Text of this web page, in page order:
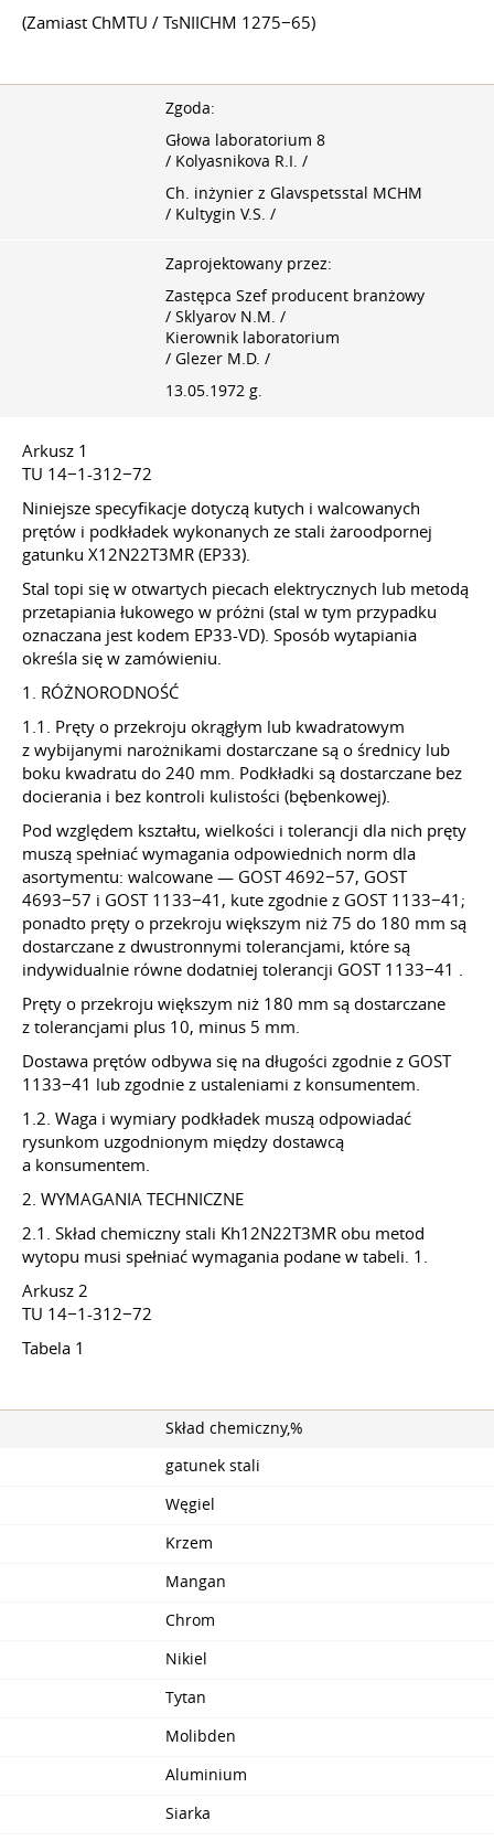
(Zamiast ChMTU / TsNIICHM 1275−65)
Zgoda:
Głowa laboratorium 8
/ Kolyasnikova R.I. /
Ch. inżynier z Glavspetsstal MCHM
/ Kultygin V.S. /
Zaprojektowany przez:
Zastępca Szef producent branżowy
/ Sklyarov N.M. /
Kierownik laboratorium
/ Glezer M.D. /
13.05.1972 g.
Arkusz 1
TU 14−1-312−72
Niniejsze specyfikacje dotyczą kutych i walcowanych
prętów i podkładek wykonanych ze stali żaroodpornej
gatunku X12N22T3MR (EP33).
Stal topi się w otwartych piecach elektrycznych lub metodą
przetapiania łukowego w próżni (stal w tym przypadku
oznaczana jest kodem EP33-VD). Sposób wytapiania
określa się w zamówieniu.
1. RÓŻNORODNOŚĆ
1.1. Pręty o przekroju okrągłym lub kwadratowym
z wybijanymi narożnikami dostarczane są o średnicy lub
boku kwadratu do 240 mm. Podkładki są dostarczane bez
docierania i bez kontroli kulistości (bębenkowej).
Pod względem kształtu, wielkości i tolerancji dla nich pręty
muszą spełniać wymagania odpowiednich norm dla
asortymentu: walcowane — GOST 4692−57, GOST
4693−57 i GOST 1133−41, kute zgodnie z GOST 1133−41;
ponadto pręty o przekroju większym niż 75 do 180 mm są
dostarczane z dwustronnymi tolerancjami, które są
indywidualnie równe dodatniej tolerancji GOST 1133−41 .
Pręty o przekroju większym niż 180 mm są dostarczane
z tolerancjami plus 10, minus 5 mm.
Dostawa prętów odbywa się na długości zgodnie z GOST
1133−41 lub zgodnie z ustaleniami z konsumentem.
1.2. Waga i wymiary podkładek muszą odpowiadać
rysunkom uzgodnionym między dostawcą
a konsumentem.
2. WYMAGANIA TECHNICZNE
2.1. Skład chemiczny stali Kh12N22T3MR obu metod
wytopu musi spełniać wymagania podane w tabeli. 1.
Arkusz 2
TU 14−1-312−72
Tabela 1
Skład chemiczny,%
gatunek stali
Węgiel
Krzem
Mangan
Chrom
Nikiel
Tytan
Molibden
Aluminium
Siarka